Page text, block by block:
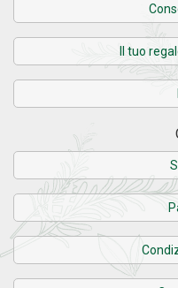
Il tuo